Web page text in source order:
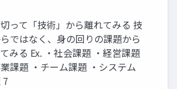
って「技術」から離れてみる 技
ではなく、身の回りの課題から
みる Ex. ・社会課題 ・経営課題
業課題 ・チーム課題 ・システム
7